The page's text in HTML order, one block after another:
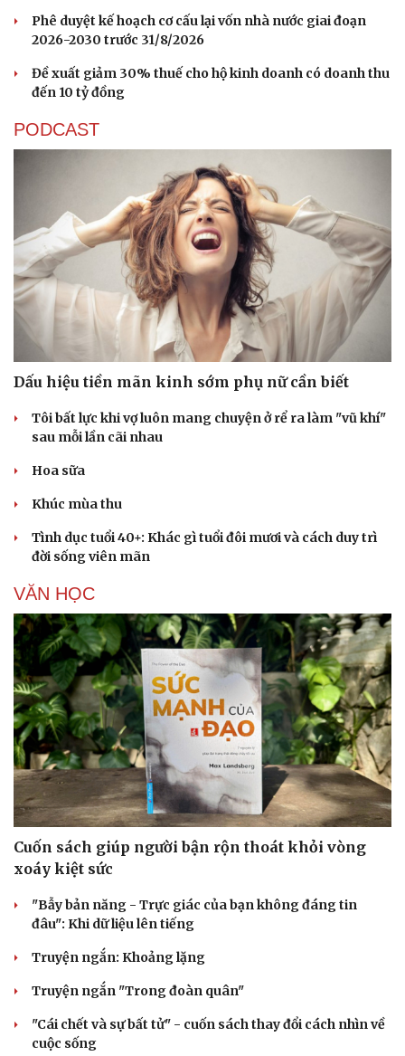
Phê duyệt kế hoạch cơ cấu lại vốn nhà nước giai đoạn
2026-2030 trước 31/8/2026
Đề xuất giảm 30% thuế cho hộ kinh doanh có doanh thu
đến 10 tỷ đồng
PODCAST
Dấu hiệu tiền mãn kinh sớm phụ nữ cần biết
Tôi bất lực khi vợ luôn mang chuyện ở rể ra làm "vũ khí"
sau mỗi lần cãi nhau
Hoa sữa
Khúc mùa thu
Tình dục tuổi 40+: Khác gì tuổi đôi mươi và cách duy trì
đời sống viên mãn
VĂN HỌC
Cuốn sách giúp người bận rộn thoát khỏi vòng
xoáy kiệt sức
"Bẫy bản năng - Trực giác của bạn không đáng tin
đâu": Khi dữ liệu lên tiếng
Truyện ngắn: Khoảng lặng
Truyện ngắn "Trong đoàn quân"
"Cái chết và sự bất tử" - cuốn sách thay đổi cách nhìn về
cuộc sống